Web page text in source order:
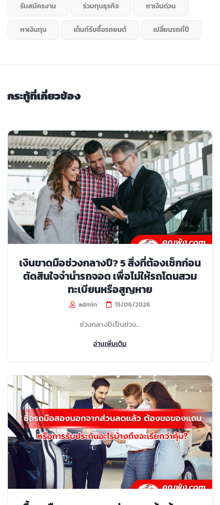
รับสมัครงาน ร่วมทุนธุรกิจ หาเงินด่วน
หาเงินทุน เต็นท์รับซื้อรถยนต์ เปลี่ยนรถกี่ปี
กระทู้ที่เกี่ยวข้อง
เงินขาดมือช่วงกลางปี? 5 สิ่งที่ต้องเช็กก่อน
ตัดสินใจจำนำรถจอด เพื่อไม่ให้รถโดนสวม
ทะเบียนหรือสูญหาย
admin 15/06/2026
ช่วงกลางปีเป็นช่วง...
อ่านเพิ่มเติม